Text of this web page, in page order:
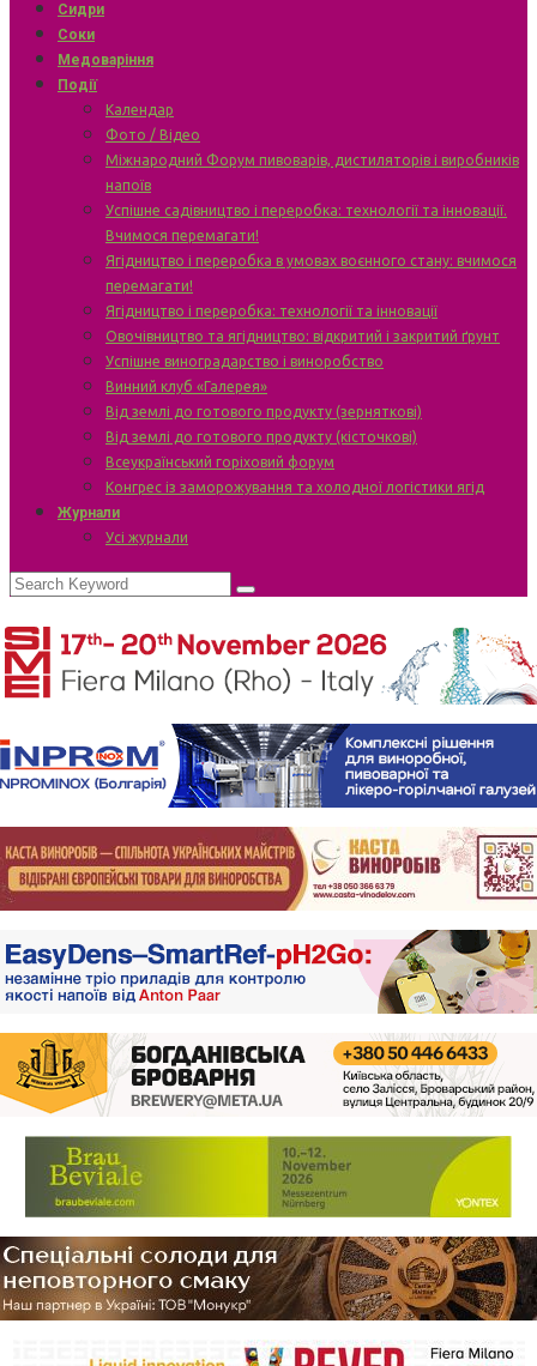
Сидри
Соки
Медоваріння
Події
Календар
Фото / Відео
Міжнародний Форум пивоварів, дистиляторів і виробників
напоїв
Успішне садівництво і переробка: технології та інновації.
Вчимося перемагати!
Ягідництво і переробка в умовах воєнного стану: вчимося
перемагати!
Ягідництво і переробка: технології та інновації
Овочівництво та ягідництво: відкритий і закритий ґрунт
Успішне виноградарство і виноробство
Винний клуб «Галерея»
Від землі до готового продукту (зерняткові)
Від землі до готового продукту (кісточкові)
Всеукраїнський горіховий форум
Конгрес із заморожування та холодної логістики ягід
Журнали
Усі журнали